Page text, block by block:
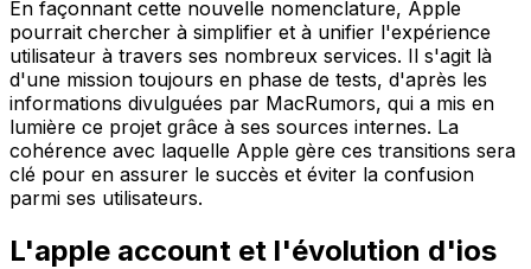
En façonnant cette nouvelle nomenclature, Apple
pourrait chercher à simplifier et à unifier l'expérience
utilisateur à travers ses nombreux services. Il s'agit là
d'une mission toujours en phase de tests, d'après les
informations divulguées par MacRumors, qui a mis en
lumière ce projet grâce à ses sources internes. La
cohérence avec laquelle Apple gère ces transitions sera
clé pour en assurer le succès et éviter la confusion
parmi ses utilisateurs.
L'apple account et l'évolution d'ios